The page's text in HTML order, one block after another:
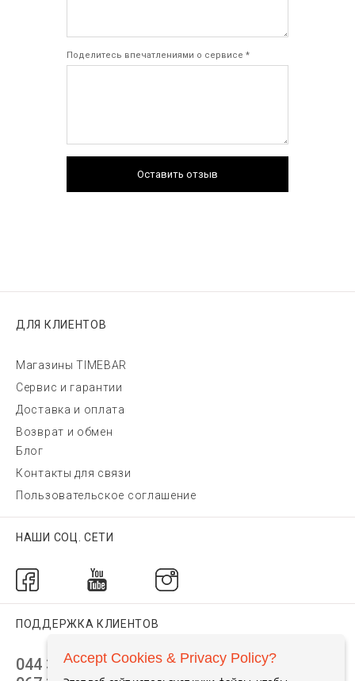
Поделитесь впечатлениями о сервисе *
Оставить отзыв
ДЛЯ КЛИЕНТОВ
Магазины TIMEBAR
Сервис и гарантии
Доставка и оплата
Возврат и обмен
Блог
Контакты для связи
Пользовательское соглашение
НАШИ СОЦ. СЕТИ
ПОДДЕРЖКА КЛИЕНТОВ
044 392 44 45
Accept Cookies & Privacy Policy?